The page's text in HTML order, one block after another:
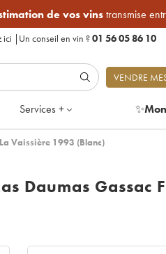
de vos vinstransmise
ici | Un conseil en vin ?01 56 05 86 10
VENDRE
Services + ✨
Vaissière 1993 (Blanc)
Daumas Gassac